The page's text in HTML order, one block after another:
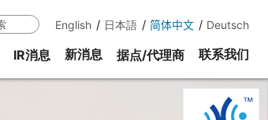
English 日本語 简体中文 Deutsch
IR消息 新消息 据点/代理商 联系我们